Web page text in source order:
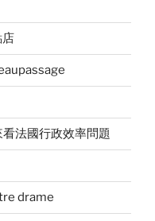
法國行政效率問題
drame